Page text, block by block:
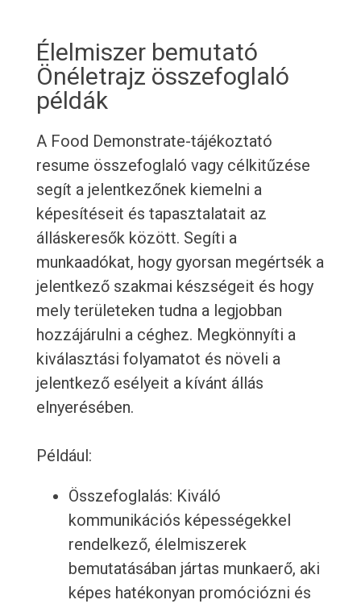
Élelmiszer bemutató
Önéletrajz összefoglaló
példák
A Food Demonstrate-tájékoztató
resume összefoglaló vagy célkitűzése
segít a jelentkezőnek kiemelni a
képesítéseit és tapasztalatait az
álláskeresők között. Segíti a
munkaadókat, hogy gyorsan megértsék a
jelentkező szakmai készségeit és hogy
mely területeken tudna a legjobban
hozzájárulni a céghez. Megkönnyíti a
kiválasztási folyamatot és növeli a
jelentkező esélyeit a kívánt állás
elnyerésében.
Például:
Összefoglalás: Kiváló
kommunikációs képességekkel
rendelkező, élelmiszerek
bemutatásában jártas munkaerő, aki
képes hatékonyan promóciózni és